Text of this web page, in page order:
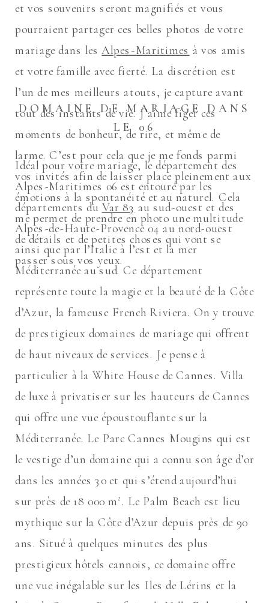
et vos souvenirs seront magnifiés et vous
pourraient partager ces belles photos de votre
mariage dans lesAlpes-Maritimes à vos amis
et votre famille avec fierté. La discrétion est
l’un de mes meilleurs atouts, je capture avant
tout des instants de vie. J’aime figer ces
moments de bonheur, de rire, et même de
larme. C’est pour cela que je me fonds parmi
vos invités afin de laisser place pleinement aux
émotions à la spontanéité et au naturel. Cela
me permet de prendre en photo une multitude
de détails et de petites choses qui vont se
passer sous vos yeux.
Idéal pour votre mariage, le département des
Alpes-Maritimes 06 est entouré par les
départements du Var 83 au sud-ouest et des
Alpes-de-Haute-Provence 04 au nord-ouest
ainsi que par l’Italie à l’est et la mer
Méditerranée au sud. Ce département
représente toute la magie et la beauté de la Côte
d’Azur, la fameuse French Riviera. On y trouve
de prestigieux domaines de mariage qui offrent
de haut niveaux de services. Je pense à
particulier à la White House de Cannes. Villa
de luxe à privatiser sur les hauteurs de Cannes
qui offre une vue époustouflante sur la
Méditerranée. Le Parc Cannes Mougins qui est
le vestige d’un domaine qui a connu son âge d’or
dans les années 30 et qui s’étend aujourd’hui
sur près de 18 000 m². Le Palm Beach est lieu
mythique sur la Côte d’Azur depuis près de 90
ans. Situé à quelques minutes des plus
prestigieux hôtels cannois, ce domaine offre
une vue inégalable sur les Iles de Lérins et la
DOMAINE DE MARIAGE DANS
LE 06